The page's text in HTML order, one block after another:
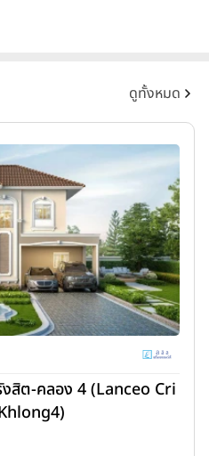
ดูทั้งหมด
สิต-คลอง 4 (Lanceo Cri